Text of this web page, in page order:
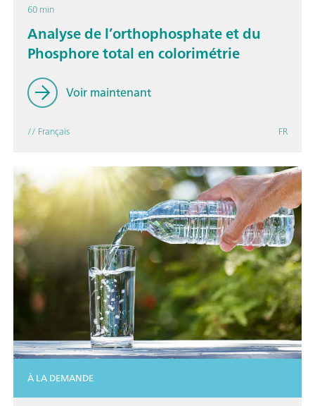
60 min
Analyse de l’orthophosphate et du
Phosphore total en colorimétrie
Voir maintenant
// Français FR
À LA DEMANDE